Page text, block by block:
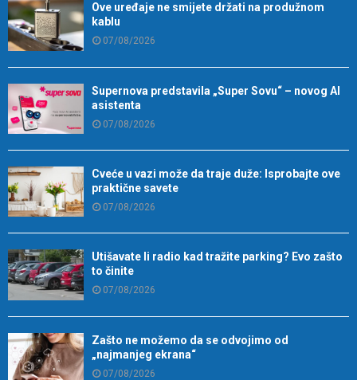
Ove uređaje ne smijete držati na produžnom
kablu
07/08/2026
Supernova predstavila „Super Sovu“ – novog AI
asistenta
07/08/2026
Cveće u vazi može da traje duže: Isprobajte ove
praktične savete
07/08/2026
Utišavate li radio kad tražite parking? Evo zašto
to činite
07/08/2026
Zašto ne možemo da se odvojimo od
„najmanjeg ekrana“
07/08/2026